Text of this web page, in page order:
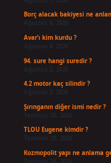
Borç alacak bakiyesi ne
Ağustos 6, 2026
Avar’ı kim kurdu ?
Ağustos 4, 2026
94. sure hangi suredir ?
Ağustos 3, 2026
4.2 motor kaç silindir ?
Ağustos 3, 2026
Şırınganın diğer ismi nedir ?
TLOU Eugene kimdir ?
Temmuz 29, 2026
Kozmopolit yapı ne anlama